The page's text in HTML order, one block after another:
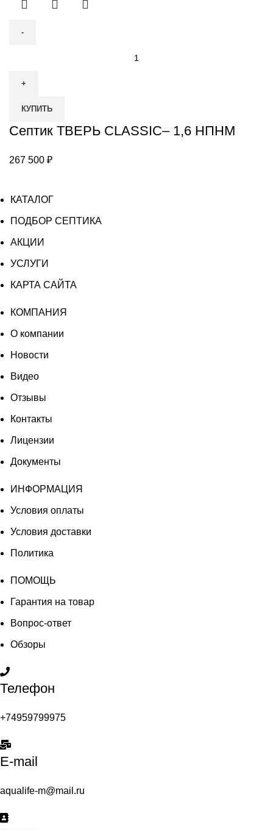
Септик
CLASSIC–
1,6
КУПИТЬ
Септик ТВЕРЬ CLASSIC– 1,6 НПНМ
267 500 ₽
КАТАЛОГ
ПОДБОР СЕПТИКА
АКЦИИ
УСЛУГИ
КАРТА САЙТА
КОМПАНИЯ
О компании
Новости
Видео
Отзывы
Контакты
Лицензии
Документы
ИНФОРМАЦИЯ
Условия оплаты
Условия доставки
Политика
ПОМОЩЬ
Гарантия на товар
Вопрос-ответ
Обзоры
Телефон
+74959799975
E-mail
aqualife-m@mail.ru